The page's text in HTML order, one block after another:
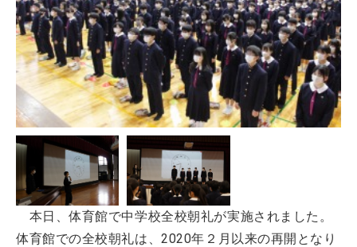
本日、体育館で中学校全校朝礼が実施されました。
体育館での全校朝礼は、2020年２月以来の再開となり